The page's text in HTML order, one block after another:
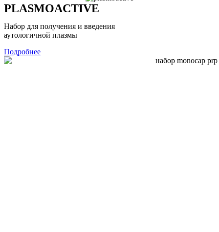
PLASMOACTIVE
Набор для получения и введения
аутологичной плазмы
Подробнее